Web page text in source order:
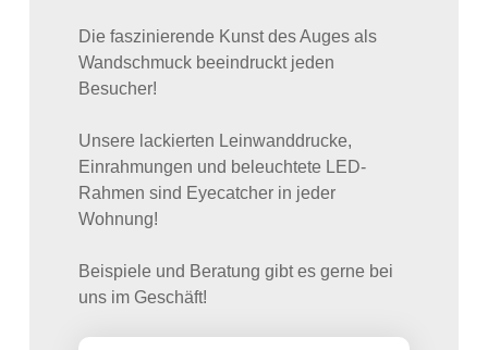
Die faszinierende Kunst des Auges als
Wandschmuck beeindruckt jeden
Besucher!
Unsere lackierten Leinwanddrucke,
Einrahmungen und beleuchtete LED-
Rahmen sind Eyecatcher in jeder
Wohnung!
Beispiele und Beratung gibt es gerne bei
uns im Geschäft!